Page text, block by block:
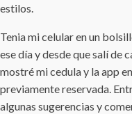
estilos.
Tenia mi celular en un
ese día y desde que salí de
mostré mi cedula y la app
previamente reservada.
algunas sugerencias y